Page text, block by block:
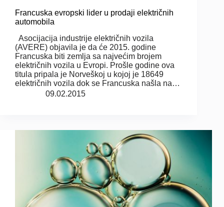
Francuska evropski lider u prodaji električnih
automobila
Asocijacija industrije električnih vozila
(AVERE) objavila je da će 2015. godine
Francuska biti zemlja sa najvećim brojem
električnih vozila u Evropi. Prošle godine ova
titula pripala je Norveškoj u kojoj je 18649
električnih vozila dok se Francuska našla na…
09.02.2015